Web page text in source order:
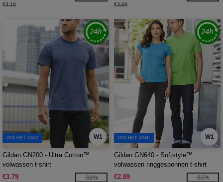
€3.10 €3.60
W1
PAS HET AAN!
Gildan GN200 - Ultra Cotton™
volwassen t-shirt
€3.79
-60%
W1
PAS HET AAN!
Gildan GN640 - Softstyle™
volwassen ringgesponnen t-shirt
€2.89
-55%